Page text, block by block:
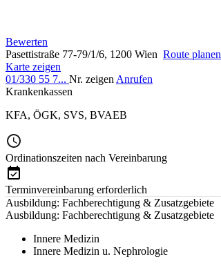
Bewerten
Pasettistraße 77-79/1/6, 1200 Wien Route planen
Karte zeigen
01/330 55 7... Nr. zeigen Anrufen
Krankenkassen
KFA, ÖGK, SVS, BVAEB
Ordinationszeiten nach Vereinbarung
Terminvereinbarung erforderlich
Ausbildung: Fachberechtigung & Zusatzgebiete
Ausbildung: Fachberechtigung & Zusatzgebiete
Innere Medizin
Innere Medizin u. Nephrologie